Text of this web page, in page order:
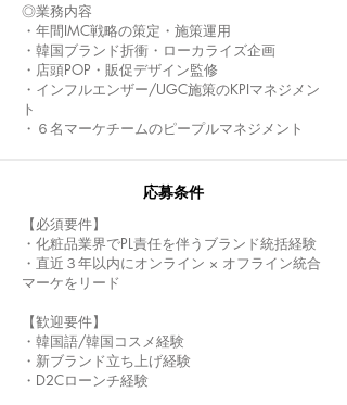
◎業務内容
・年間IMC戦略の策定・施策運用
・韓国ブランド折衝・ローカライズ企画
・店頭POP・販促デザイン監修
・インフルエンザー/UGC施策のKPIマネジメン
ト
・６名マーケチームのピープルマネジメント
応募条件
【必須要件】
・化粧品業界でPL責任を伴うブランド統括経験
・直近３年以内にオンライン × オフライン統合
マーケをリード
【歓迎要件】
・韓国語/韓国コスメ経験
・新ブランド立ち上げ経験
・D2Cローンチ経験